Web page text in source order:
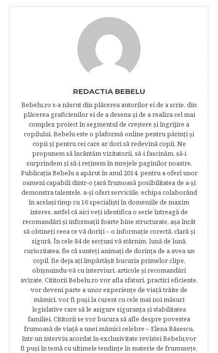
REDACTIA BEBELU
Bebelu.ro s-a născut din plăcerea autorilor ei de a scrie, din
plăcerea graficienilor ei de a desena şi de a realiza cel mai
complex proiect în segmentul de creştere şi îngrijire a
copilului. Bebelu este o plaformă online pentru părinţi şi
copii şi pentru cei care ar dori să redevină copii. Ne
propunem să încântăm vizitatorii, să-i fascinăm, să-i
surprindem şi să-i reţinem în mrejele paginilor noastre.​
Publicația Bebelu a apărut în anul 2014, pentru a oferi unor
oameni capabili dintr-o ţară frumoasă posibilitatea de a-şi
demonstra talentele, a-şi oferi serviciile, echipa colaborând
în acelaşi timp cu 16 specialişti în domeniile de maxim
interes, astfel că aici veţi identifica o serie întreagă de
recomandări şi informaţii foarte bine structurate, aşa încât
să obtineţi ceea ce vă doriţi – o informaţie corectă, clară şi
sigură. În cele 84 de secțuni vă stârnim, lună de lună,
curiozitatea, fie că sunteţi animaţi de dorinţa de a avea un
copil, fie deja aţi împărtăşit bucuria primelor clipe,
obişnuindu-vă cu interviuri, articole şi recomandări
avizate. Cititorii Bebelu.ro vor afla sfaturi, practici eficiente,
vor deveni parte a unor experienţe de viaţă trăite de
mămici, vor fi puşi la curent cu cele mai noi măsuri
legislative care să le asigure siguranţa şi stabilitatea
familiei. Cititorii se vor bucura să afle despre povestea
frumoasă de viață a unei mămici celebre – Elena Băsescu,
într-un interviu acordat în exclusivitate revistei Bebelu,vor
fi puşi în temă cu ultimele tendinţe în materie de frumuseţe,